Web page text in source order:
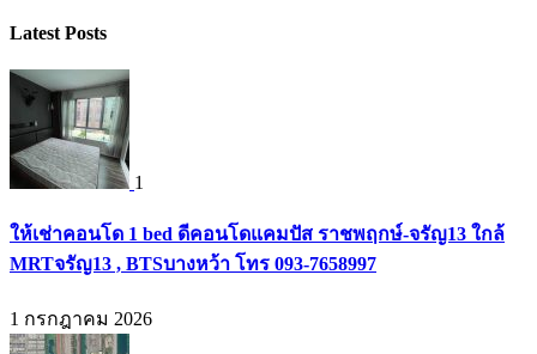
Latest Posts
1
ให้เช่าคอนโด 1 bed ดีคอนโดแคมปัส ราชพฤกษ์-จรัญ13 ใกล้
MRTจรัญ13 , BTSบางหว้า โทร 093-7658997
1 กรกฎาคม 2026